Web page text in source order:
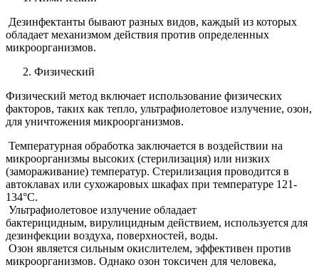
Дезинфектанты бывают разных видов, каждый из которых
обладает механизмом действия против определенных
микроорганизмов.
Физический
Физический метод включает использование физических
факторов, таких как тепло, ультрафиолетовое излучение, озон,
для уничтожения микроорганизмов.
Температурная обработка заключается в воздействии на
микроорганизмы высоких (стерилизация) или низких
(замораживание) температур. Стерилизация проводится в
автоклавах или сухожаровых шкафах при температуре 121-
134°C.
Ультрафиолетовое излучение обладает
бактерицидным, вирулицидным действием, используется для
дезинфекции воздуха, поверхностей, воды.
Озон является сильным окислителем, эффективен против
микроорганизмов. Однако озон токсичен для человека,